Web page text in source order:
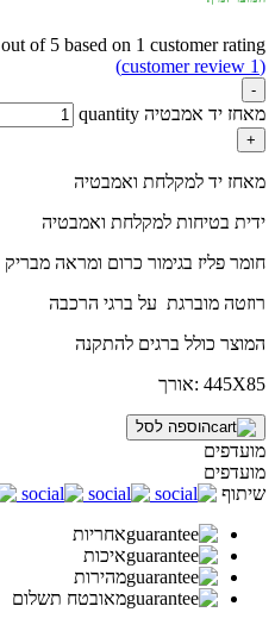
out of 5 based on 1 customer rating
(
1
-
מאחז יד אמבטיה quantity
+
מאחז יד למקלחת ואמבטיה
ידית בטיחות למקלחת ואמבטיה
חומר פליז בגימור כרום ומראה מבריק
רוזטה מוברגת על ברגי הרכבה
המוצר כולל ברגים להתקנה
445X85 :אורך
הוספה לסל
מועדפים
מועדפים
שיתוף
אחריות
איכות
מהירות
מאובטח תשלום